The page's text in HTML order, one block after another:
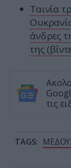
Ταινία
άνδρες
της
τις
TAGS: